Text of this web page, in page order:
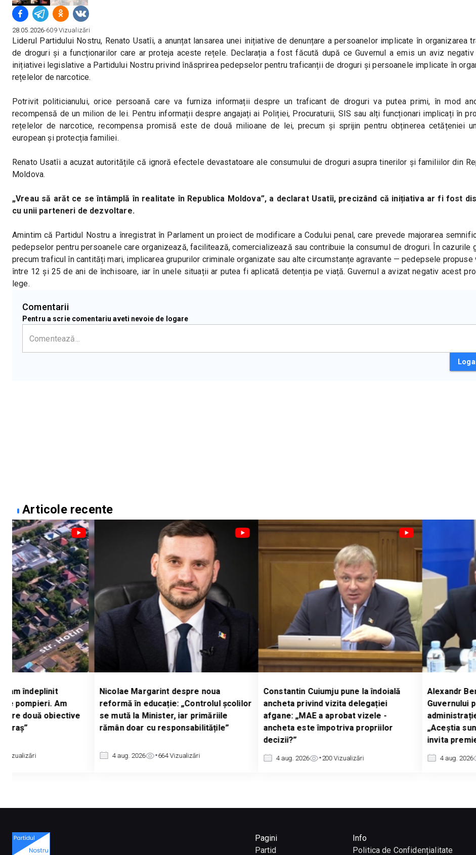
28.05.2026∙609 Vizualizări
Liderul Partidului Nostru, Renato Usatîi, a anunțat lansarea unei inițiative de denunțare a persoanelor implicate în organizarea
de droguri și a funcționarilor care ar proteja aceste rețele. Declarația a fost făcută după ce Guvernul a emis un aviz negativ
inițiativei legislative a Partidului Nostru privind înăsprirea pedepselor pentru traficanții de droguri și persoanele implicate în
rețelelor de narcotice.
Potrivit politicianului, orice persoană care va furniza informații despre un traficant de droguri va putea primi, în mod
recompensă de un milion de lei. Pentru informații despre angajați ai Poliției, Procuraturii, SIS sau alți funcționari implicați în
rețelelor de narcotice, recompensa promisă este de două milioane de lei, precum și sprijin pentru obținerea cetățeniei
european și protecția familiei.
Renato Usatîi a acuzat autoritățile că ignoră efectele devastatoare ale consumului de droguri asupra tinerilor și familiilor din
Moldova.
„Vreau să arăt ce se întâmplă în realitate în Republica Moldova”, a declarat Usatîi, precizând că inițiativa ar fi fost
cu unii parteneri de dezvoltare.
Amintim că Partidul Nostru a înregistrat în Parlament un proiect de modificare a Codului penal, care prevede majorarea
pedepselor pentru persoanele care organizează, facilitează, comercializează sau contribuie la consumul de droguri. În cazurile
precum traficul în cantități mari, implicarea grupurilor criminale organizate sau alte circumstanțe agravante — pedepsele propuse
între 12 și 25 de ani de închisoare, iar în unele situații ar putea fi aplicată detenția pe viață. Guvernul a avizat negativ acest
lege.
Comentarii
Pentru a scrie comentariu aveti nevoie de logare
Articole recente
am îndeplinit
pompieri. Am
două obiective
oraș”
Vizualizări
Nicolae Margarint despre noua
reformă în educație: „Controlul școlilor
se mută la Minister, iar primăriile
rămân doar cu responsabilitățile”
4 aug. 2026 664Vizualizări
Constantin Cuiumju pune la îndoială
ancheta privind vizita delegației
afgane: „MAE a aprobat vizele -
ancheta este împotriva propriilor
decizii?”
4 aug. 2026 200Vizualizări
Alexandr
Guvernului
„Aceștia
invita
4 aug. 2026
Pagini
Partid
Info
Politica de Confidențialitate